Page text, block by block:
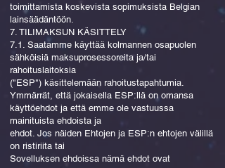
toimittamista koskevista sopimuksista Belgian
lainsäädäntöön.
7. TILIMAKSUN KÄSITTELY
7.1. Saatamme käyttää kolmannen osapuolen
sähköisiä maksuprosessoreita ja/tai
rahoituslaitoksia
("ESP") käsittelemään rahoitustapahtumia.
Ymmärrät, että jokaisella ESP:llä on omansa
käyttöehdot ja että emme ole vastuussa
mainituista ehdoista ja
ehdot. Jos näiden Ehtojen ja ESP:n ehtojen välillä
on ristiriita tai
Sovelluksen ehdoissa nämä ehdot ovat